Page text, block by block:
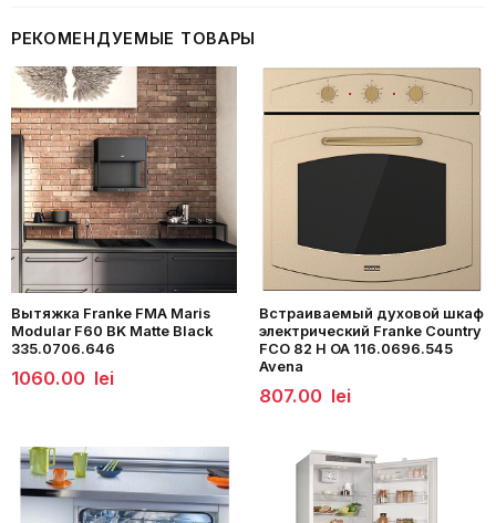
РЕКОМЕНДУЕМЫЕ ТОВАРЫ
Вытяжка Franke FMA Maris
Modular F60 BK Matte Black
335.0706.646
1060.00 lei
Встраиваемый духовой шкаф
электрический Franke Country
FCO 82 H OA 116.0696.545
Avena
807.00 lei